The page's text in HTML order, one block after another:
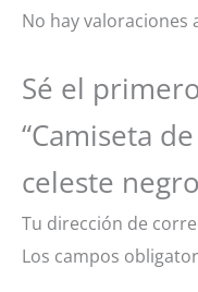
No hay valoraciones
Sé el
“Camiseta
celeste
Tu dirección de
Los campos